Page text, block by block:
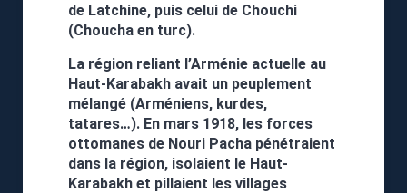
de Latchine, puis celui de Chouchi
(Choucha en turc).
La région reliant l’Arménie actuelle au
Haut-Karabakh avait un peuplement
mélangé (Arméniens, kurdes,
tatares…). En mars 1918, les forces
ottomanes de Nouri Pacha pénétraient
dans la région, isolaient le Haut-
Karabakh et pillaient les villages